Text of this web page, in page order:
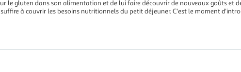
le gluten dans son alimentation et de lui faire découvrir de nouveaux goûts et
à couvrir les besoins nutritionnels du petit déjeuner. C'est le moment